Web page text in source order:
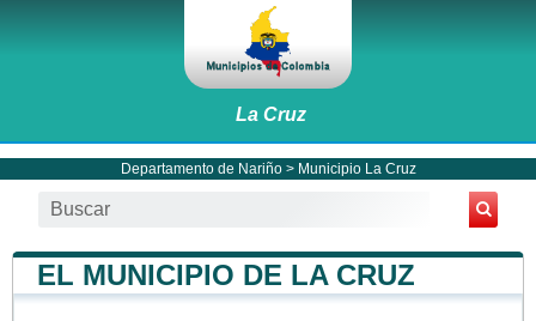
La Cruz
Departamento de Nariño> Municipio La Cruz
EL MUNICIPIO DE LA CRUZ